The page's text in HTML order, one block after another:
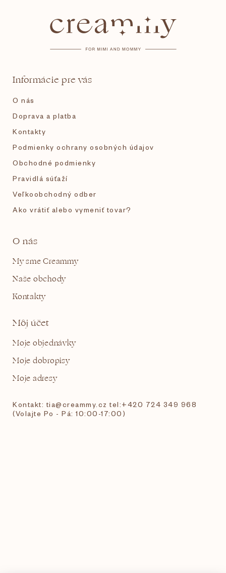
Informácie pre vás
O nás
Doprava a platba
Kontakty
Podmienky ochrany osobných údajov
Obchodné podmienky
Pravidlá súťaží
Veľkoobchodný odber
Ako vrátiť alebo vymeniť tovar?
O nás
My sme Creammy
Naše obchody
Kontakty
Môj účet
Moje objednávky
Moje dobropisy
Moje adresy
Kontakt: tia@creammy.cz tel:+420 724 349 968
(Volajte Po - Pá: 10:00-17:00)